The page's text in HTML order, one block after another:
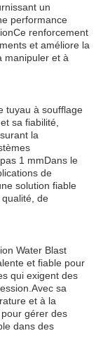
un
performance
renforcement
et améliore la
manipuler et à
tuyau à soufflage
sa fiabilité,
la
1 mmDans le
de
solution fiable
de
Water Blast
et fiable pour
qui exigent des
sa
et à la
gérer des
dans des